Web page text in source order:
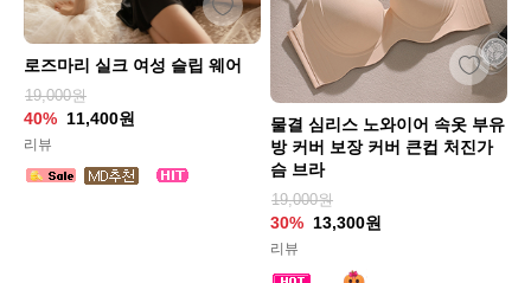
로즈마리 실크 여성 슬립 웨어
19,000원
40% 11,400원
리뷰
물결 심리스 노와이어 속옷 부유
방 커버 보장 커버 큰컵 처진가
슴 브라
19,000원
30% 13,300원
리뷰